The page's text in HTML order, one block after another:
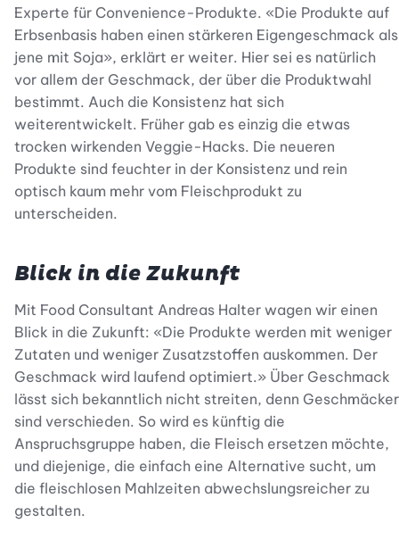
Experte für Convenience-Produkte. «Die Produkte auf
Erbsenbasis haben einen stärkeren Eigengeschmack als
jene mit Soja», erklärt er weiter. Hier sei es natürlich
vor allem der Geschmack, der über die Produktwahl
bestimmt. Auch die Konsistenz hat sich
weiterentwickelt. Früher gab es einzig die etwas
trocken wirkenden Veggie-Hacks. Die neueren
Produkte sind feuchter in der Konsistenz und rein
optisch kaum mehr vom Fleischprodukt zu
unterscheiden.
Blick in die Zukunft
Mit Food Consultant Andreas Halter wagen wir einen
Blick in die Zukunft: «Die Produkte werden mit weniger
Zutaten und weniger Zusatzstoffen auskommen. Der
Geschmack wird laufend optimiert.» Über Geschmack
lässt sich bekanntlich nicht streiten, denn Geschmäcker
sind verschieden. So wird es künftig die
Anspruchsgruppe haben, die Fleisch ersetzen möchte,
und diejenige, die einfach eine Alternative sucht, um
die fleischlosen Mahlzeiten abwechslungsreicher zu
gestalten.